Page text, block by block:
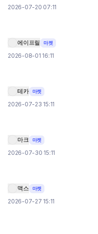
2026-07-20 07:11
에이프릴 마켓
2026-08-01 16:11
테카 마켓
2026-07-23 15:11
마크 마켓
2026-07-30 15:11
맥스 마켓
2026-07-27 15:11